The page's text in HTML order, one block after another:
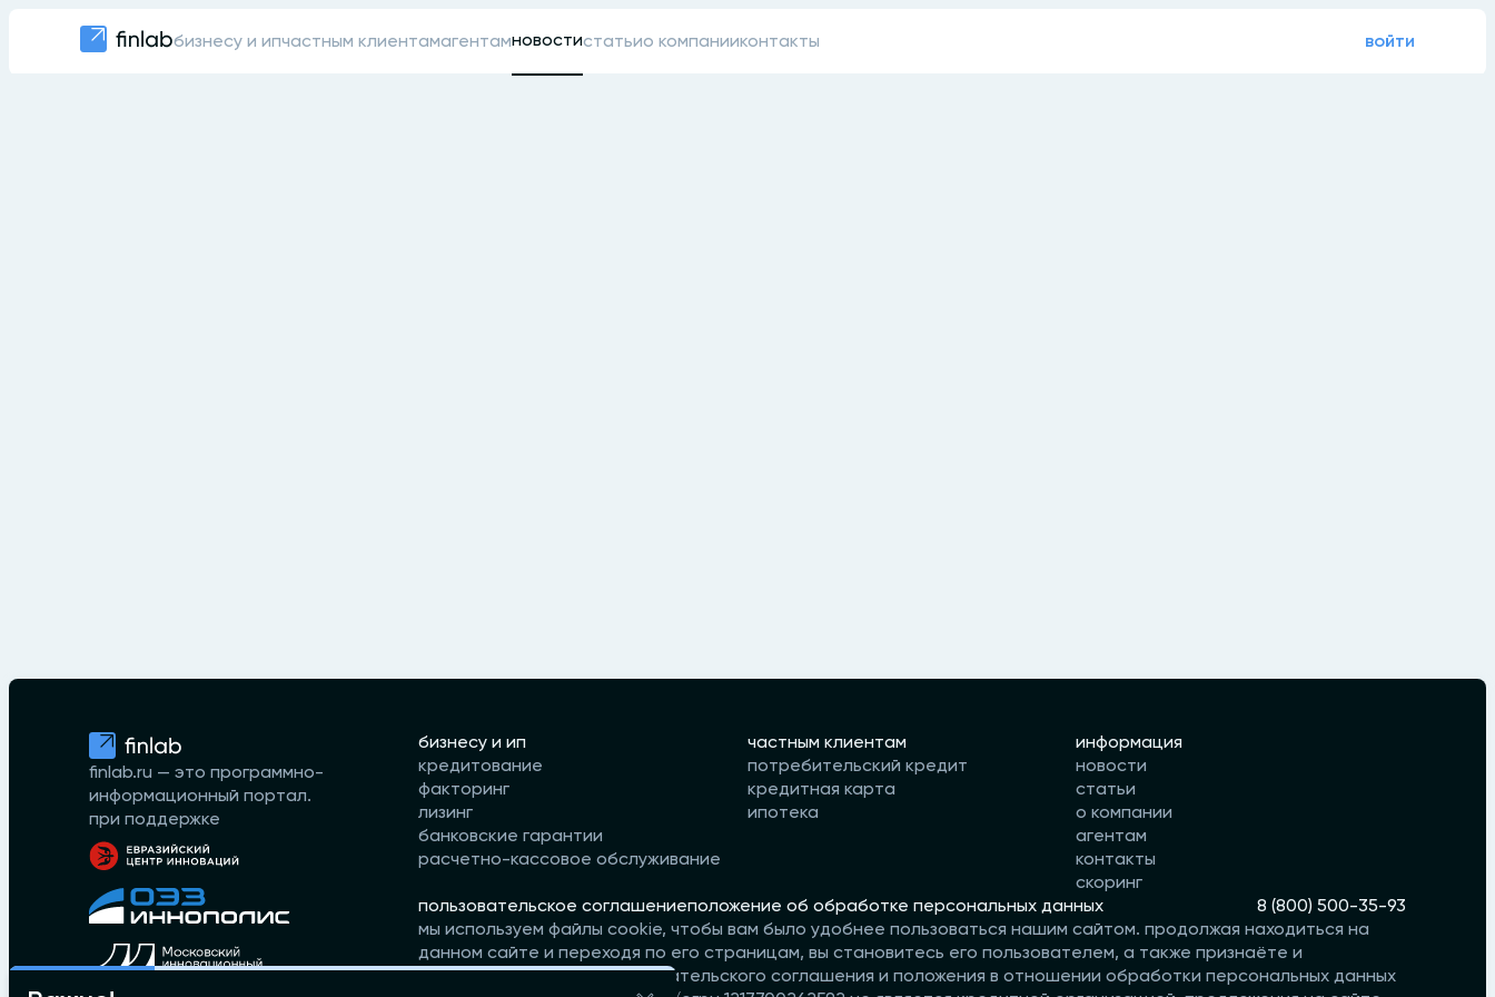
бизнесу и ипчастным клиентамагентамновостистатьио компанииконтакты войти
finlab.ru — это программно-
информационный портал.
при поддержке
бизнесу и ип
кредитование
факторинг
лизинг
банковские гарантии
расчетно-кассовое обслуживание
частным клиентам
потребительский кредит
кредитная карта
ипотека
информация
новости
статьи
о компании
агентам
контакты
скоринг
пользовательское соглашениеположение об обработке персональных данных
8 (800) 500-35-93
мы используем файлы cookie, чтобы вам было удобнее пользоваться нашим сайтом. продолжая находиться на
данном сайте и переходя по его страницам, вы становитесь его пользователем, а также признаёте и
принимаете условия пользовательского соглашения и положения в отношении обработки персональных данных